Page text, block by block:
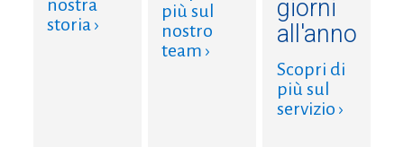
nostra
storia ›
più sul
nostro
team ›
giorni
all'anno
Scopri di
più sul
servizio ›